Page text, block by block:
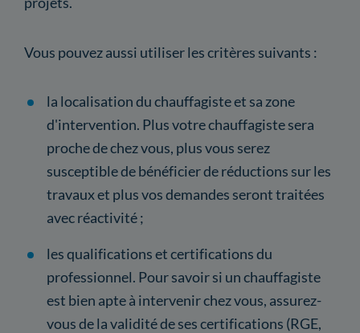
Vous pouvez aussi utiliser les critères suivants :
la localisation du chauffagiste et sa zone
d'intervention. Plus votre chauffagiste sera
proche de chez vous, plus vous serez
susceptible de bénéficier de réductions sur les
travaux et plus vos demandes seront traitées
avec réactivité ;
les qualifications et certifications du
professionnel. Pour savoir si un chauffagiste
est bien apte à intervenir chez vous, assurez-
vous de la validité de ses certifications (RGE,